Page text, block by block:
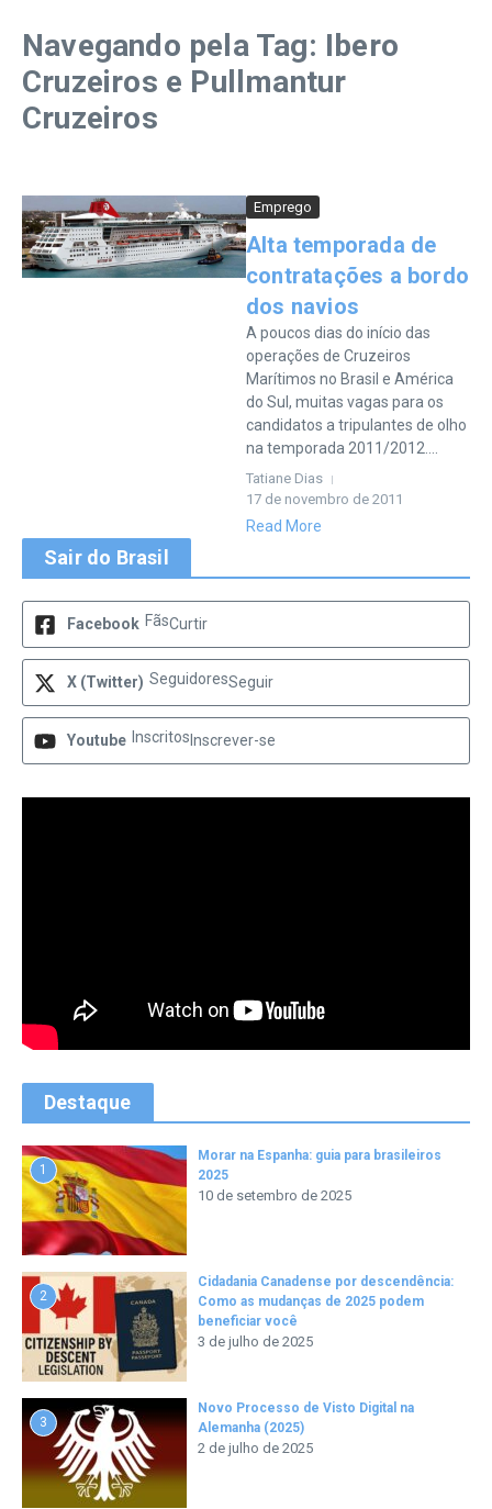
Navegando pela Tag: Ibero
Cruzeiros e Pullmantur
Cruzeiros
Emprego
Alta temporada de
contratações a bordo
dos navios
A poucos dias do início das
operações de Cruzeiros
Marítimos no Brasil e América
do Sul, muitas vagas para os
candidatos a tripulantes de olho
na temporada 2011/2012....
Tatiane Dias
17 de novembro de 2011
Read More
Sair do Brasil
Facebook FãsCurtir
X (Twitter) SeguidoresSeguir
Youtube Inscritos Inscrever-se
Destaque
1
Morar na Espanha: guia para brasileiros
2025
10 de setembro de 2025
2
Cidadania Canadense por descendência:
Como as mudanças de 2025 podem
beneficiar você
3 de julho de 2025
3
Novo Processo de Visto Digital na
Alemanha (2025)
2 de julho de 2025